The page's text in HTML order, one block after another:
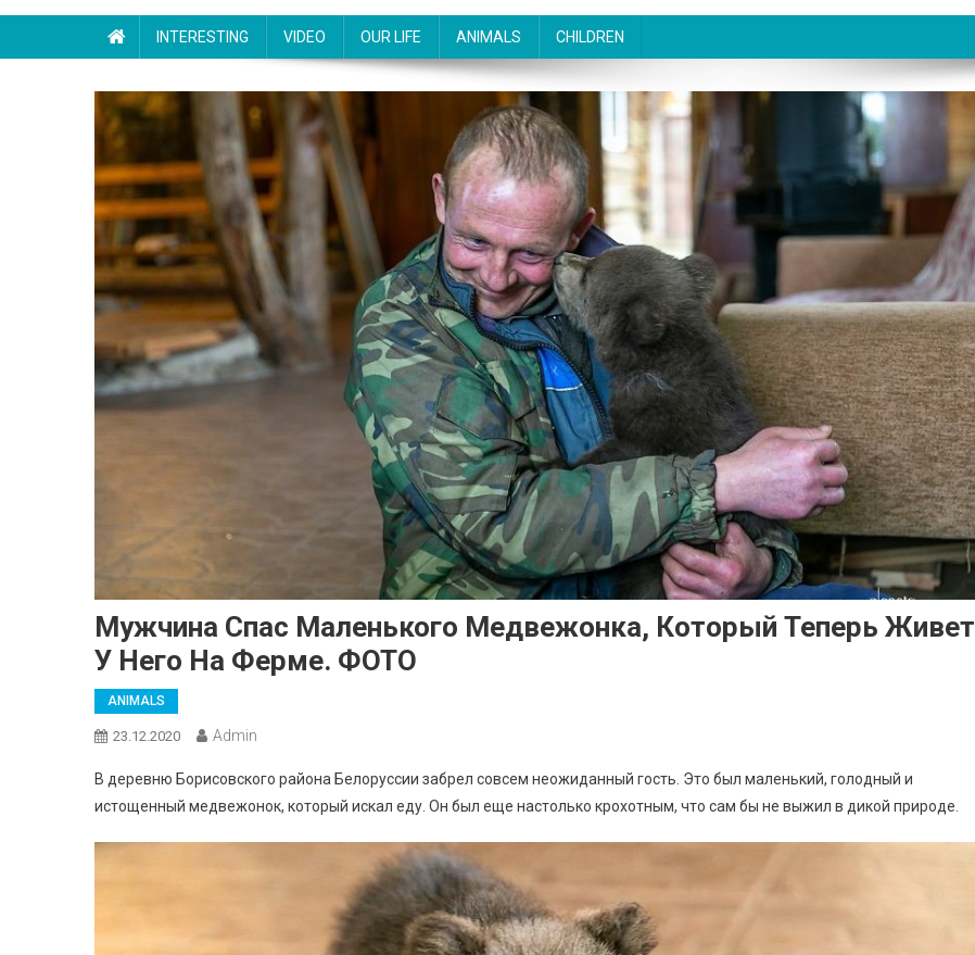
INTERESTING VIDEO OUR LIFE ANIMALS CHILDREN
Мужчина Спас Маленького Медвежонка, Который Теперь Живет
У Него На Ферме. ФОТО
ANIMALS
23.12.2020 Admin
В деревню Борисовского района Белоруссии забрел совсем неожиданный гость. Это был маленький, голодный и
истощенный медвежонок, который искал еду. Он был еще настолько крохотным, что сам бы не выжил в дикой природе.